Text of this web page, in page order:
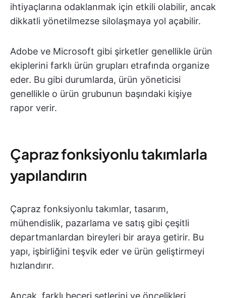
ihtiyaçlarına odaklanmak için etkili olabilir, ancak
dikkatli yönetilmezse silolaşmaya yol açabilir.
Adobe ve Microsoft gibi şirketler genellikle ürün
ekiplerini farklı ürün grupları etrafında organize
eder. Bu gibi durumlarda, ürün yöneticisi
genellikle o ürün grubunun başındaki kişiye
rapor verir.
Çapraz fonksiyonlu takımlarla
yapılandırın
Çapraz fonksiyonlu takımlar, tasarım,
mühendislik, pazarlama ve satış gibi çeşitli
departmanlardan bireyleri bir araya getirir. Bu
yapı, işbirliğini teşvik eder ve ürün geliştirmeyi
hızlandırır.
Ancak, farklı beceri setlerini ve öncelikleri